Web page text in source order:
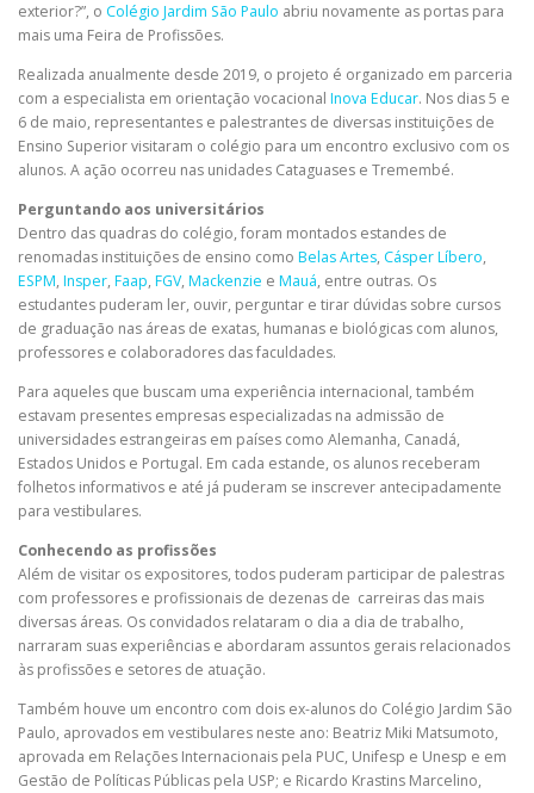
exterior?”, o Colégio Jardim São Paulo abriu novamente as portas para
mais uma Feira de Profissões.
Realizada anualmente desde 2019, o projeto é organizado em parceria
com a especialista em orientação vocacional Inova Educar. Nos dias 5 e
6 de maio, representantes e palestrantes de diversas instituições de
Ensino Superior visitaram o colégio para um encontro exclusivo com os
alunos. A ação ocorreu nas unidades Cataguases e Tremembé.
Perguntando aos universitários
Dentro das quadras do colégio, foram montados estandes de
renomadas instituições de ensino como Belas Artes, Cásper Líbero,
ESPM, Insper, Faap, FGV, Mackenzie e Mauá, entre outras. Os
estudantes puderam ler, ouvir, perguntar e tirar dúvidas sobre cursos
de graduação nas áreas de exatas, humanas e biológicas com alunos,
professores e colaboradores das faculdades.
Para aqueles que buscam uma experiência internacional, também
estavam presentes empresas especializadas na admissão de
universidades estrangeiras em países como Alemanha, Canadá,
Estados Unidos e Portugal. Em cada estande, os alunos receberam
folhetos informativos e até já puderam se inscrever antecipadamente
para vestibulares.
Conhecendo as profissões
Além de visitar os expositores, todos puderam participar de palestras
com professores e profissionais de dezenas de carreiras das mais
diversas áreas. Os convidados relataram o dia a dia de trabalho,
narraram suas experiências e abordaram assuntos gerais relacionados
às profissões e setores de atuação.
Também houve um encontro com dois ex-alunos do Colégio Jardim São
Paulo, aprovados em vestibulares neste ano: Beatriz Miki Matsumoto,
aprovada em Relações Internacionais pela PUC, Unifesp e Unesp e em
Gestão de Políticas Públicas pela USP; e Ricardo Krastins Marcelino,